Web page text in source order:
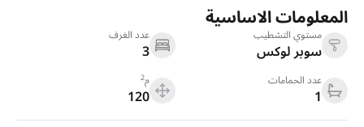
المعلومات الاساسية
مستوي التشطيب
سوبر لوكس
عدد الغرف
3
عدد الحمامات
1
م2
120